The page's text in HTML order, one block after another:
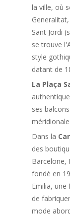
la ville, où
Sant Jordi
se trouve
style
datant de
La Plaça
ses
méridionale.
Dans la
des
Barcelone,
fondé en
Emilia,
de
mode